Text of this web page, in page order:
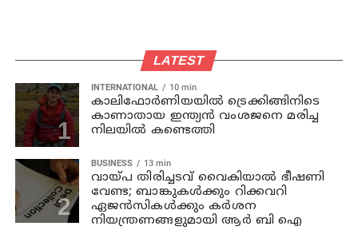
LATEST
INTERNATIONAL 10 min
കാലിഫോര്‍ണിയയില്‍ ട്രെക്കിങ്ങിനിടെ
കാണാതായ ഇന്ത്യന്‍ വംശജനെ മരിച്ച
നിലയില്‍ കണ്ടെത്തി
BUSINESS 13 min
വായ്പ തിരിച്ചടവ് വൈകിയാൽ ഭീഷണി
വേണ്ട; ബാങ്കുകൾക്കും റിക്കവറി
ഏജൻസികൾക്കും കർശന
നിയന്ത്രണങ്ങളുമായി ആർ ബി ഐ